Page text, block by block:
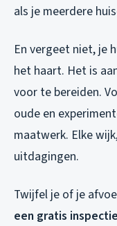
als je meerdere
En vergeet niet, je
het haart. Het is
voor te bereiden.
oude en
maatwerk. Elke
uitdagingen.
Twijfel je of je
een gratis inspectie